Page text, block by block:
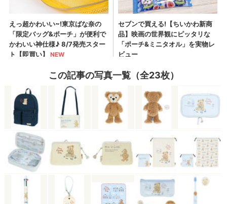
この記事の写真一覧（全23枚）